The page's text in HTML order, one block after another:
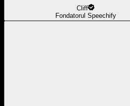
Cliff
Fondatorul Speechify